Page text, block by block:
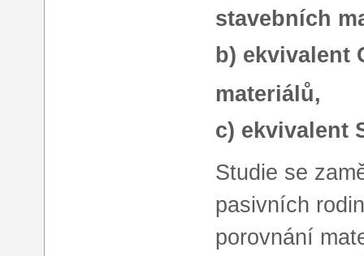
stavebních
b) ekvivalent
materiálů,
c) ekvivalent
Studie se
pasivních
porovnání